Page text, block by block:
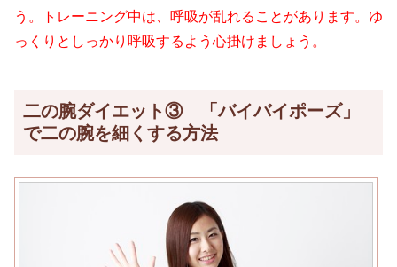
う。トレーニング中は、呼吸が乱れることがあります。ゆ
っくりとしっかり呼吸するよう心掛けましょう。
二の腕ダイエット③ 「バイバイポーズ」
で二の腕を細くする方法